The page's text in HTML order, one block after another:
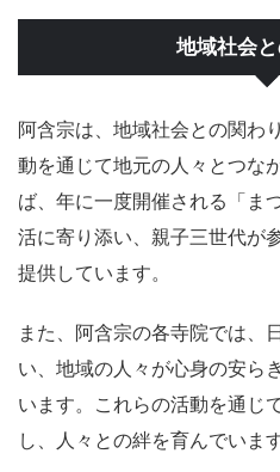
地域社会
阿含宗は、地域社会との関わ
動を通じて地元の人々とつな
ば、年に一度開催される「ま
活に寄り添い、親子三世代が
提供しています。
また、阿含宗の各寺院では、
い、地域の人々が心身の安ら
います。これらの活動を通じ
し、人々との絆を育んでいます